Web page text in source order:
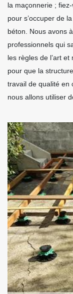
la maçonnerie ;
pour s’occuper de
béton. Nous avons
professionnels qui
les règles de l’art
pour que la
travail de qualité en
nous allons utiliser